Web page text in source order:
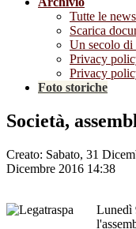
Tutte le news
Scarica
Un secolo di
Privacy
Privacy
Foto storiche
Società,
Creato: Sabato, 31
Dicembre 2016 14:38
Lunedì